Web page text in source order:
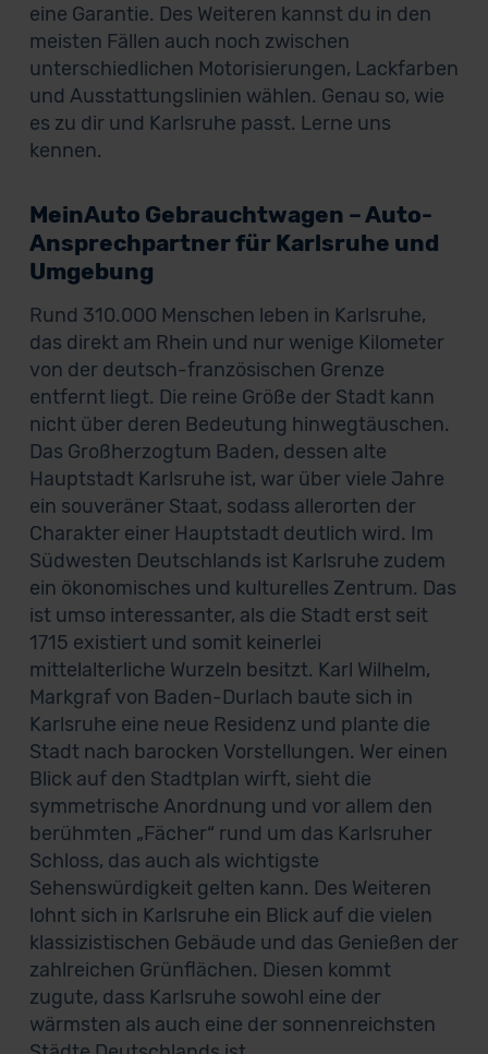
eine Garantie. Des Weiteren kannst du in den
meisten Fällen auch noch zwischen
unterschiedlichen Motorisierungen, Lackfarben
und Ausstattungslinien wählen. Genau so, wie
es zu dir und Karlsruhe passt. Lerne uns
kennen.
MeinAuto Gebrauchtwagen – Auto-
Ansprechpartner für Karlsruhe und
Umgebung
Rund 310.000 Menschen leben in Karlsruhe,
das direkt am Rhein und nur wenige Kilometer
von der deutsch-französischen Grenze
entfernt liegt. Die reine Größe der Stadt kann
nicht über deren Bedeutung hinwegtäuschen.
Das Großherzogtum Baden, dessen alte
Hauptstadt Karlsruhe ist, war über viele Jahre
ein souveräner Staat, sodass allerorten der
Charakter einer Hauptstadt deutlich wird. Im
Südwesten Deutschlands ist Karlsruhe zudem
ein ökonomisches und kulturelles Zentrum. Das
ist umso interessanter, als die Stadt erst seit
1715 existiert und somit keinerlei
mittelalterliche Wurzeln besitzt. Karl Wilhelm,
Markgraf von Baden-Durlach baute sich in
Karlsruhe eine neue Residenz und plante die
Stadt nach barocken Vorstellungen. Wer einen
Blick auf den Stadtplan wirft, sieht die
symmetrische Anordnung und vor allem den
berühmten „Fächer“ rund um das Karlsruher
Schloss, das auch als wichtigste
Sehenswürdigkeit gelten kann. Des Weiteren
lohnt sich in Karlsruhe ein Blick auf die vielen
klassizistischen Gebäude und das Genießen der
zahlreichen Grünflächen. Diesen kommt
zugute, dass Karlsruhe sowohl eine der
wärmsten als auch eine der sonnenreichsten